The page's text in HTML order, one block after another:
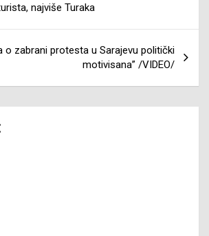
najviše Turaka
o zabrani protesta u Sarajevu politički
motivisana” /VIDEO/